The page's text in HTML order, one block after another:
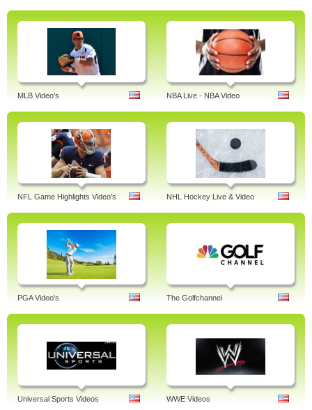
MLB Video's NBA Live - NBA Video
NFL Game Highlights Video's NHL Hockey Live & Video
PGA Video's The Golfchannel
Universal Sports Videos WWE Videos